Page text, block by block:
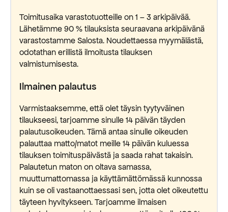
Toimitusaika varastotuotteille on 1 – 3 arkipäivää.
Lähetämme 90 % tilauksista seuraavana arkipäivänä
varastostamme Salosta. Noudettaessa myymälästä,
odotathan erillistä ilmoitusta tilauksen
valmistumisesta.
Ilmainen palautus
Varmistaaksemme, että olet täysin tyytyväinen
tilaukseesi, tarjoamme sinulle 14 päivän täyden
palautusoikeuden. Tämä antaa sinulle oikeuden
palauttaa matto/matot meille 14 päivän kuluessa
tilauksen toimituspäivästä ja saada rahat takaisin.
Palautetun maton on oltava samassa,
muuttumattomassa ja käyttämättömässä kunnossa
kuin se oli vastaanottaessasi sen, jotta olet oikeutettu
täyteen hyvitykseen. Tarjoamme ilmaisen